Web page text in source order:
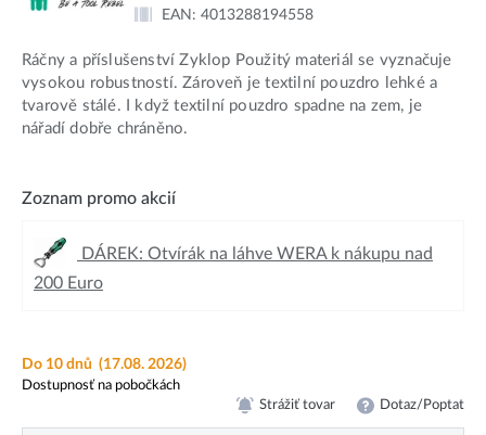
EAN: 4013288194558
Ráčny a příslušenství Zyklop Použitý materiál se vyznačuje
vysokou robustností. Zároveň je textilní pouzdro lehké a
tvarově stálé. I když textilní pouzdro spadne na zem, je
nářadí dobře chráněno.
Zoznam promo akcií
DÁREK: Otvírák na láhve WERA k nákupu nad
200 Euro
Do 10 dnů (17.08. 2026)
Dostupnosť na pobočkách
Strážiť tovar Dotaz/Poptat